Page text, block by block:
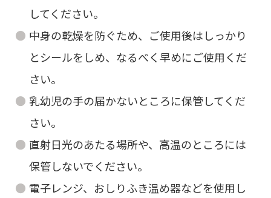
してください。
中身の乾燥を防ぐため、ご使用後はしっかり
とシールをしめ、なるべく早めにご使用くだ
さい。
乳幼児の手の届かないところに保管してくだ
さい。
直射日光のあたる場所や、高温のところには
保管しないでください。
電子レンジ、おしりふき温め器などを使用し